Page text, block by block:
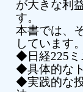
が大きな利
す。
本書では、
しています
◆日経225ミ
◆具体的な
◆実践的な